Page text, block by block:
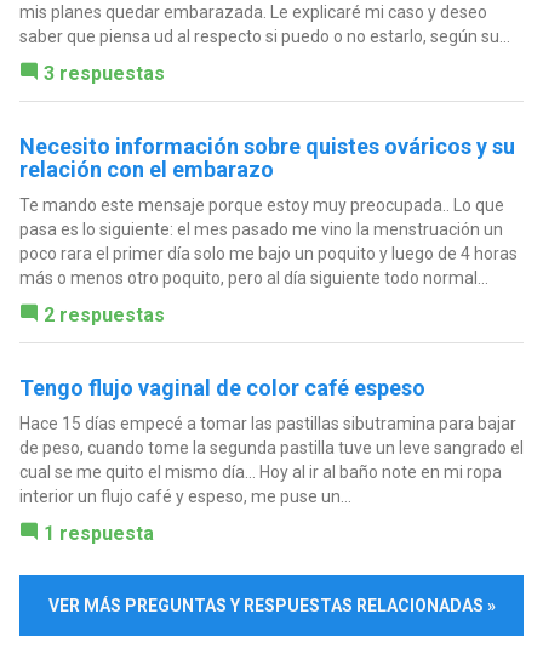
mis planes quedar embarazada. Le explicaré mi caso y deseo
saber que piensa ud al respecto si puedo o no estarlo, según su...
3 respuestas
Necesito información sobre quistes ováricos y su
relación con el embarazo
Te mando este mensaje porque estoy muy preocupada.. Lo que
pasa es lo siguiente: el mes pasado me vino la menstruación un
poco rara el primer día solo me bajo un poquito y luego de 4 horas
más o menos otro poquito, pero al día siguiente todo normal...
2 respuestas
Tengo flujo vaginal de color café espeso
Hace 15 días empecé a tomar las pastillas sibutramina para bajar
de peso, cuando tome la segunda pastilla tuve un leve sangrado el
cual se me quito el mismo día... Hoy al ir al baño note en mi ropa
interior un flujo café y espeso, me puse un...
1 respuesta
VER MÁS PREGUNTAS Y RESPUESTAS RELACIONADAS »